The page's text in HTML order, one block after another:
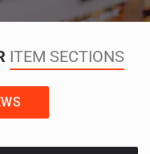
ITEM SECTIONS